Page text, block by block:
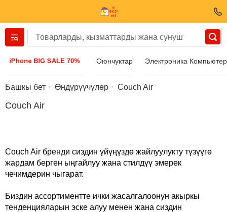
iPhone BIG SALE 70% Оюнчуктар Электроника
Вернуться назад
Аксессуарлар
Бижутерия
Кол сааттары
Башкы бет Өндүрүүчүлөр Couch Air
Couch Air
Couch Air бренди сиздин үйүңүздө жайлуулукту түзүүгө
жардам берген ыңгайлуу жана стилдүү эмерек
чечимдерин чыгарат.
Биздин ассортиментте ички жасалгалоонун акыркы
тенденцияларын эске алуу менен жана сиздин